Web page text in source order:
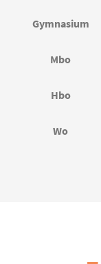
Gymnasium
Mbo
Hbo
Wo